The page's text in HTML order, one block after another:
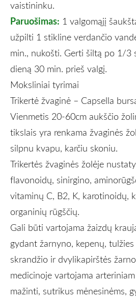
vaistininku.
Paruošimas: 1 valgomąjį
užpilti 1 stikline verdančio
min., nukošti. Gerti šiltą po 1/3
dieną 30 min. prieš valgį.
Moksliniai tyrimai
Trikertė žvaginė – Capsella
Vienmetis 20-60cm aukščio
tikslais yra renkama žvaginės
silpnu kvapu, karčiu skoniu.
Trikertės žvaginės žolėje
flavonoidų, sinirgino,
vitaminų C, B2, K, karotinoidų,
organinių rūgščių.
Gali būti vartojama žaizdų
gydant žarnyno, kepenų, tulžies
skrandžio ir dvylikapirštės
medicinoje vartojama
mažinti, sutrikus mėnesinėms,